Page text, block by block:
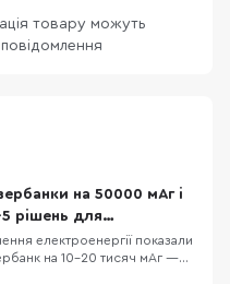
товару можуть
на 50000 мАг і
рішень для
електроенергії показали
на 10–20 тисяч мАг —